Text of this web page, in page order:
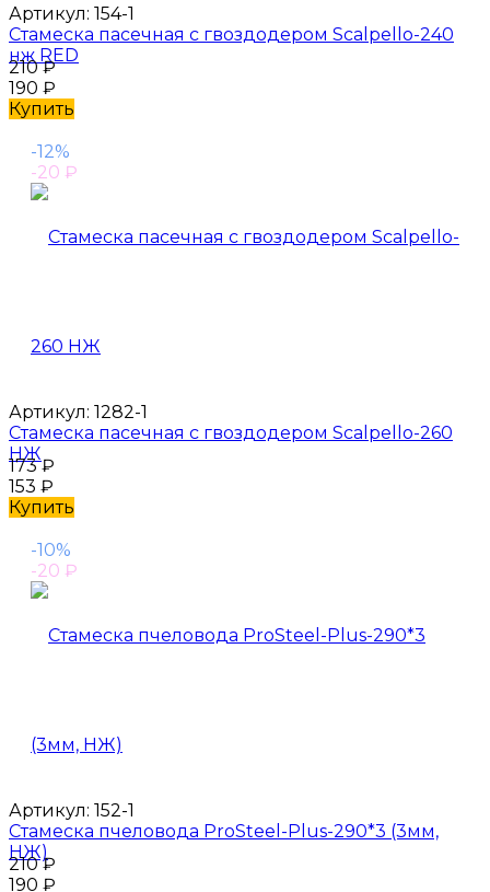
Артикул: 154-1
Стамеска пасечная с гвоздодером Scalpello-240
нж RED
210₽
190 ₽
Купить
-12%
-20 ₽
Артикул: 1282-1
Стамеска пасечная с гвоздодером Scalpello-260
НЖ
173₽
153 ₽
Купить
-10%
-20 ₽
Артикул: 152-1
Стамеска пчеловода ProSteel-Plus-290*3 (3мм,
НЖ)
210₽
190 ₽